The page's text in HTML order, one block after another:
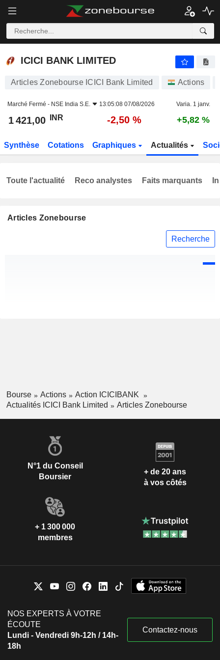
ICICI BANK LIMITED
ICICI BANK LIMITED
Articles Zonebourse ICICI Bank Limited Actions
Marché Fermé - NSE India S.E. 13:05:08 07/08/2026 Varia. 1 janv.
1 421,00 INR -2,50 % +5,82 %
Synthèse Cotations Graphiques Actualités
Articles Zonebourse
Recherche
Toute l'actualité Reco analystes Faits marquants
Bourse Actions
Action ICICIBANK
Actualités ICICI Bank Limited
Articles Zonebourse
N°1 du Conseil
Boursier
+ de 20 ans
à vos côtés
+ 1 300 000
membres
NOS EXPERTS À VOTRE
ÉCOUTE
Lundi - Vendredi 9h-12h / 14h-
18h
Contactez-nous